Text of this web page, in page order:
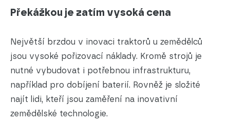
Překážkou je zatím vysoká cena
Největší brzdou v inovaci traktorů u zemědělců
jsou vysoké pořizovací náklady. Kromě strojů je
nutné vybudovat i potřebnou infrastrukturu,
například pro dobíjení baterií. Rovněž je složité
najít lidi, kteří jsou zaměření na inovativní
zemědělské technologie.